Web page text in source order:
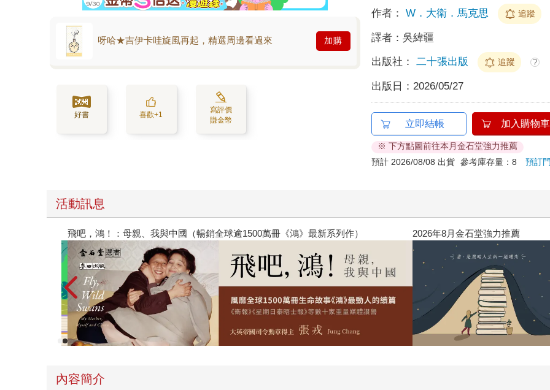
呀哈★吉伊卡哇旋風再起，精選周邊看過來 加購
好書 喜歡+1
寫評價
賺金幣
作者： W．大衛．馬克思 追蹤
譯者：吳緯疆
出版社： 二十張出版 追蹤 ?
出版日： 2026/05/27
立即結帳 加入購物車
※ 下方點圖前往本月金石堂強力推薦
預計 2026/08/08 出貨 參考庫存量：8預訂
活動訊息
【父親節禮物展】5折起，滿888送88點金幣 閱讀漫遊錄-2026上半年暢銷
內容簡介